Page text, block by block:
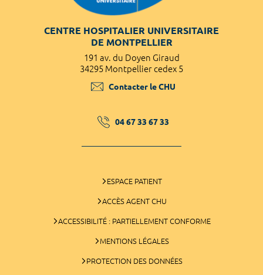
CENTRE HOSPITALIER UNIVERSITAIRE
DE MONTPELLIER
191 av. du Doyen Giraud
34295 Montpellier cedex 5
Contacter le CHU
04 67 33 67 33
ESPACE PATIENT
ACCÈS AGENT CHU
ACCESSIBILITÉ : PARTIELLEMENT CONFORME
MENTIONS LÉGALES
PROTECTION DES DONNÉES